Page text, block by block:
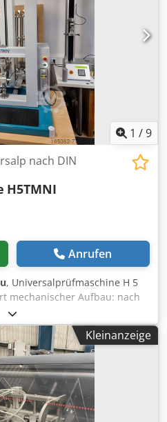
1 /9
nach DIN
H5TMNI
Anrufen
, Universalprüfmaschine H 5
mechanischer Aufbau: nach
1 und ASTM E4 2 spielfreie
Antriebsmotor, Fmax =
Arbeitsraum bis Nennlast:
max. Prüfhub ohne
KMZ:1270mm max.
Fest- und Fahrtraverse)
und KMZ: 1325mm
0,001 -
Kleinanzeige